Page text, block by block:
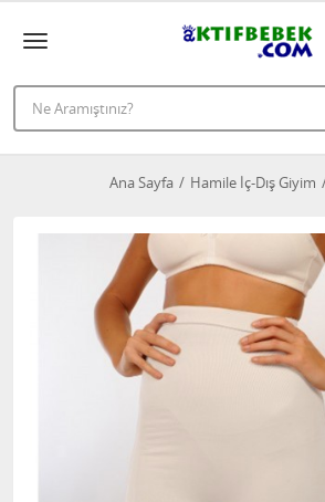
Ana Sayfa Hamile İç-Dış Giyim